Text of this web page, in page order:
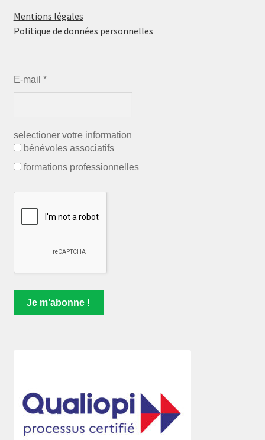
Mentions légales
Politique de données personnelles
E-mail *
selectioner votre information
bénévoles associatifs
formations professionnelles